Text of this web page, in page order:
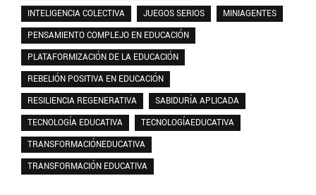
INTELIGENCIA COLECTIVA
JUEGOS SERIOS
MINIAGENTES
PENSAMIENTO COMPLEJO EN EDUCACIÓN
PLATAFORMIZACIÓN DE LA EDUCACIÓN
REBELIÓN POSITIVA EN EDUCACIÓN
RESILIENCIA REGENERATIVA
SABIDURÍA APLICADA
TECNOLOGÍA EDUCATIVA
TECNOLOGÍAEDUCATIVA
TRANSFORMACIÓNEDUCATIVA
TRANSFORMACIÓN EDUCATIVA